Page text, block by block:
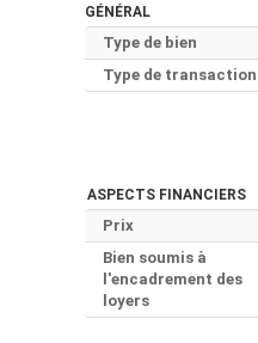
GÉNÉRAL
Type de bien
Type de transaction
ASPECTS FINANCIERS
Prix
Bien soumis à
l'encadrement des
loyers